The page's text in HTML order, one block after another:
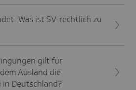
Was ist SV-rechtlich zu
gilt für
Ausland die
in Deutschland?